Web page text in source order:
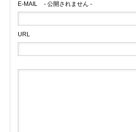
E-MAIL - 公開されません -
URL